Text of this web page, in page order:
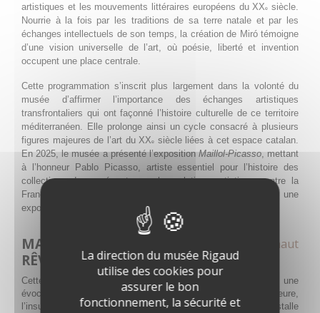
8 août 2026
samedi
Toute la
journée
Joan Miró. Majorque, l'atelier
des rêves
9 août 2026
dimanche
Toute la
journée
Joan Miró. Majorque, l'atelier
des rêves
10 août 2026
lundi
Toute la
journée
des rêves
11 août 2026
mardi
Toute la
journée
Joan Miró. Majorque, l'atelier
des rêves
artistiques et les mouvements littéraires européens du XXe siècle.
Nourrie à la fois par les traditions de sa terre natale et par les
échanges intellectuels de son temps, la création de Miró témoigne
d’une vision universelle de l’art, où poésie, liberté et invention
occupent une place centrale.
Cette programmation s’inscrit plus largement dans la volonté du
musée d’affirmer l’importance des échanges artistiques
transfrontaliers qui ont façonné l’histoire culturelle de ce territoire
méditerranéen. Elle prolonge ainsi un cycle consacré à plusieurs
figures majeures de l’art du XXe siècle liées à cet espace catalan.
En 2025, le musée a présenté l’expositionMaillol-Picasso, mettant
à l’honneur Pablo Picasso, artiste essentiel pour l’histoire des
collections du musée et pour les relations artistiques entre la
France et l’Espagne. Cette dynamique se poursuivra avec une
exposition dédiée à Salvador Dalí en 2027.
Revenir en haut
MAJORQUE, L’ATELIER DES
RÊVES
Cette première partie présentera l’œuvre de Miró à travers une
évocation de son atelier majorquin où, telle une île intérieure,
l’insularité nourrit sa créativité. Lorsque qu’il s’installe
La direction du musée Rigaud
utilise des cookies pour
assurer le bon
fonctionnement, la sécurité et